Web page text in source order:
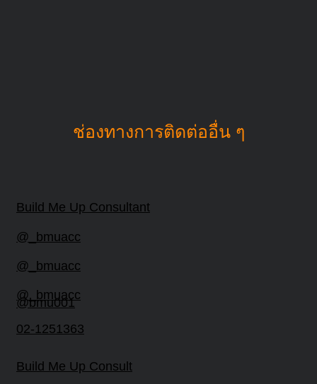
ช่องทางการติดต่ออื่น ๆ
Build Me Up Consultant
@_bmuacc
@_bmuacc
@_bmuacc
@bmu001
02-1251363
Build Me Up Consult